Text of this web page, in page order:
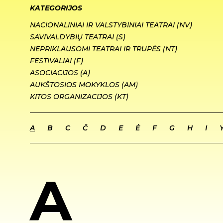
KATEGORIJOS
NACIONALINIAI IR VALSTYBINIAI TEATRAI (NV)
SAVIVALDYBIŲ TEATRAI (S)
NEPRIKLAUSOMI TEATRAI IR TRUPĖS (NT)
FESTIVALIAI (F)
ASOCIACIJOS (A)
AUKŠTOSIOS MOKYKLOS (AM)
KITOS ORGANIZACIJOS (KT)
A B C Č D E Ė F G H I
A